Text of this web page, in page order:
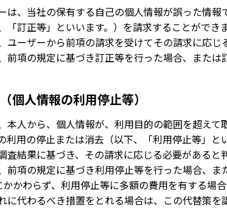
は、当社の保有する自己の個人情報が誤った情
「訂正等」といいます。）を請求することができま
ユーザーから前項の請求を受けてその請求に応
前項の規定に基づき訂正等を行った場合、また
個人情報の利用停止等）
本人から、個人情報が、利用目的の範囲を超え
利用の停止または消去（以下、「利用停止等」と
査結果に基づき、その請求に応じる必要があると
前項の規定に基づき利用停止等を行った場合、
かわらず、利用停止等に多額の費用を有する場
に代わるべき措置をとれる場合は、この代替策を